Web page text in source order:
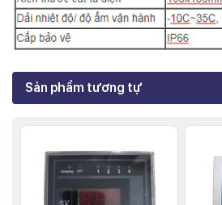
Sản phẩm tương tự